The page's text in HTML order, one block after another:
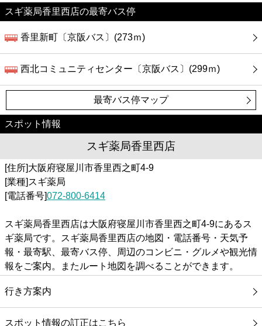
スギ薬局香里西店の最寄バス停
香里新町〔京阪バス〕(273ｍ)
西北コミュニティセンター〔京阪バス〕(299ｍ)
最寄バス停マップ
スポット情報
スギ薬局香里西店
[住所]大阪府寝屋川市香里西之町4-9
[業種]スギ薬局
[電話番号]072-800-6414
スギ薬局香里西店は大阪府寝屋川市香里西之町4-9にあるス
ギ薬局です。スギ薬局香里西店の地図・電話番号・天気予
報・最寄駅、最寄バス停、周辺のコンビニ・グルメや観光情
報をご案内。またルート地図を調べることができます。
行き方案内
スポット情報の訂正はこちら